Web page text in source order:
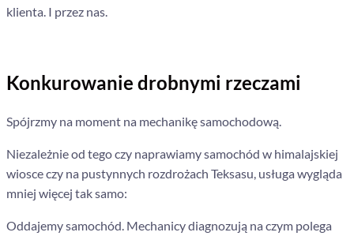
klienta. I przez nas.
Konkurowanie drobnymi rzeczami
Spójrzmy na moment na mechanikę samochodową.
Niezależnie od tego czy naprawiamy samochód w himalajskiej
wiosce czy na pustynnych rozdrożach Teksasu, usługa wygląda
mniej więcej tak samo:
Oddajemy samochód. Mechanicy diagnozują na czym polega